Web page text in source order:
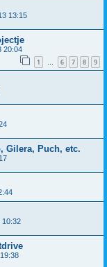
13:15
20:04
1 … 6 7 8 9
Gilera, Puch, etc.
10:32